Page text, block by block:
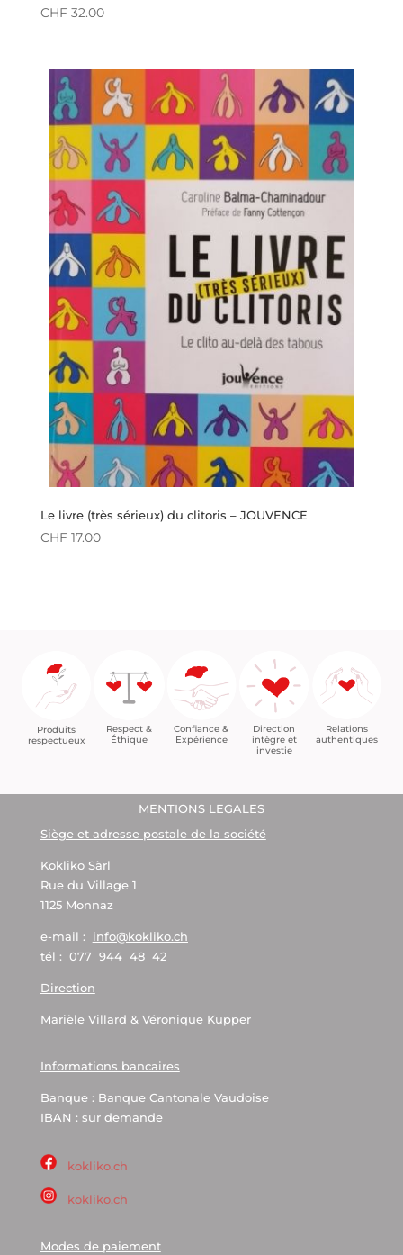
CHF32.00
Le livre (très sérieux) du clitoris – JOUVENCE
CHF17.00
Produits
respectueux
Respect &
Éthique
Confiance &
Expérience
Direction
intègre et
investie
Relations
authentiques
MENTIONS LEGALES
Siège et adresse postale de la société
Kokliko Sàrl
Rue du Village 1
1125 Monnaz
e-mail : info@kokliko.ch
tél : 077 944 48 42
Direction
Marièle Villard & Véronique Kupper
Informations bancaires
Banque : Banque Cantonale Vaudoise
IBAN : sur demande
kokliko.ch
kokliko.ch
Modes de paiement